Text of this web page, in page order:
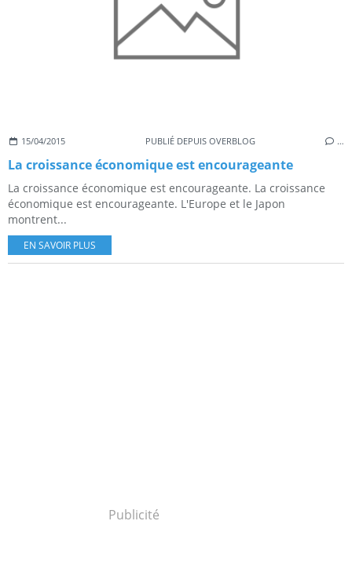
15/04/2015 PUBLIÉ DEPUIS OVERBLOG …
La croissance économique est encourageante
La croissance économique est encourageante. La croissance
économique est encourageante. L'Europe et le Japon
montrent...
EN SAVOIR PLUS
Publicité